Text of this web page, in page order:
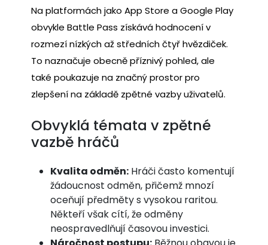
Na platformách jako App Store a Google Play
obvykle Battle Pass získává hodnocení v
rozmezí nízkých až středních čtyř hvězdiček.
To naznačuje obecně příznivý pohled, ale
také poukazuje na značný prostor pro
zlepšení na základě zpětné vazby uživatelů.
Obvyklá témata v zpětné
vazbě hráčů
Kvalita odměn: Hráči často komentují
žádoucnost odměn, přičemž mnozí
oceňují předměty s vysokou raritou.
Někteří však cítí, že odměny
neospravedlňují časovou investici.